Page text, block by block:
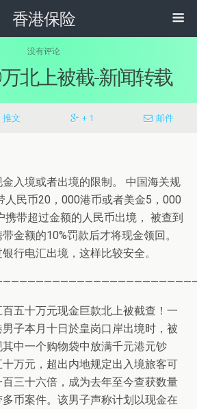
香港保险
没有评论
北上被截-新闻转载
推文 + 1 邮件
入境或者出境的限制。 中国海关规
人民币20，000港币或者美金5，000
携带超过金额的人民币出境， 被查到
金额的10%罚款后才将现金领回。
行电汇出境，这样比较安全。
五十万元现金巨款北上被截查！一
子本月十日於皇岗口岸出境时，被
中一个购物袋中放满千元港元钞
万元，超出内地规定出入境旅客可
三十六倍，成为去年至今查获数量
币案件。该男子声称计划以现金在